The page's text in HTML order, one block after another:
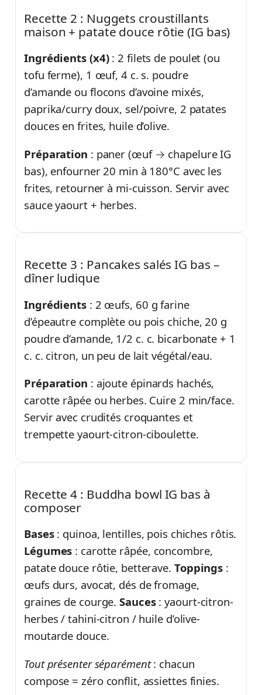
Recette 2 : Nuggets croustillants
maison + patate douce rôtie (IG bas)
Ingrédients (x4): 2 filets de poulet (ou
tofu ferme), 1 œuf, 4 c. s. poudre
d’amande ou flocons d’avoine mixés,
paprika/curry doux, sel/poivre, 2 patates
douces en frites, huile d’olive.
Préparation : paner (œuf → chapelure IG
bas), enfourner 20 min à 180°C avec les
frites, retourner à mi-cuisson. Servir avec
sauce yaourt + herbes.
Recette 3 : Pancakes salés IG bas –
dîner ludique
Ingrédients: 2 œufs, 60 g farine
d’épeautre complète ou pois chiche, 20 g
poudre d’amande, 1/2 c. c. bicarbonate + 1
c. c. citron, un peu de lait végétal/eau.
Préparation : ajoute épinards hachés,
carotte râpée ou herbes. Cuire 2 min/face.
Servir avec crudités croquantes et
trempette yaourt-citron-ciboulette.
Recette 4 : Buddha bowl IG bas à
composer
Bases: quinoa, lentilles, pois chiches rôtis.
Légumes : carotte râpée, concombre,
patate douce rôtie, betterave. Toppings :
œufs durs, avocat, dés de fromage,
graines de courge.Sauces: yaourt-citron-
herbes / tahini-citron / huile d’olive-
moutarde douce.
Tout présenter séparément: chacun
compose = zéro conflit, assiettes finies.